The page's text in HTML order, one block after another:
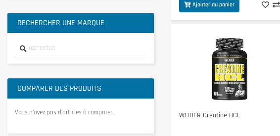
RECHERCHER UNE MARQUE
COMPARER DES PRODUITS
Vous n’avez pas d’articles à comparer.
Ajouter au panier
WEIDER Creatine HCL